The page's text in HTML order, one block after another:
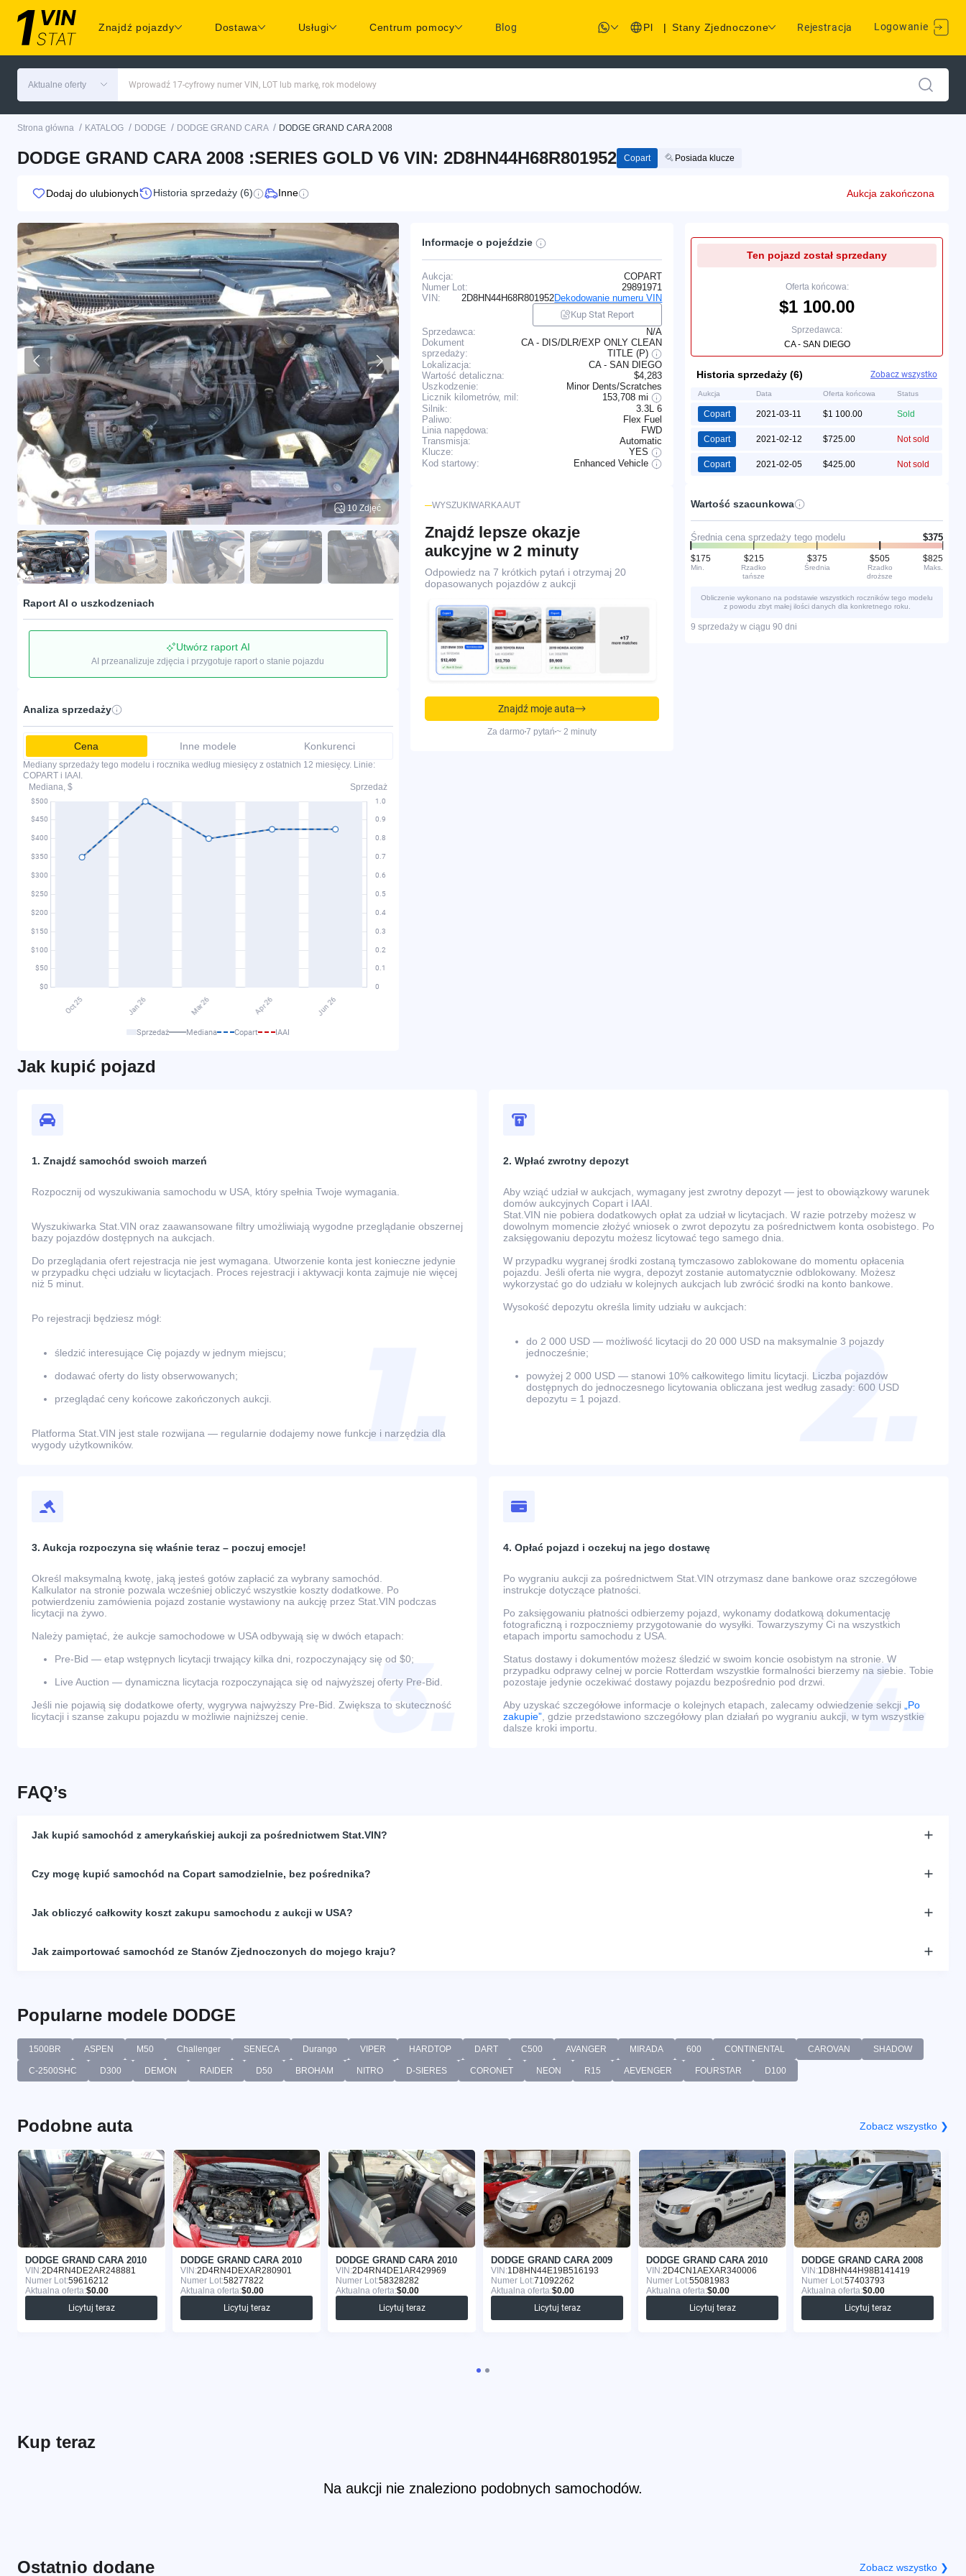
Znajdź pojazdy Dostawa Usługi Centrum pomocy Blog Pl | Stany Zjednoczone Rejestracja Logowanie
Aktualne oferty Wprowadź 17-cyfrowy numer VIN, LOT lub markę, rok modelowy
Strona główna / KATALOG / DODGE / DODGE GRAND CARA / DODGE GRAND CARA 2008
DODGE GRAND CARA 2008 :SERIES GOLD V6 VIN: 2D8HN44H68R801952 Copart Posiada klucze
Dodaj do ulubionych Historia sprzedaży (6) Inne Aukcja zakończona
10 Zdjęć
Raport AI o uszkodzeniach
Utwórz raport AI
AI przeanalizuje zdjęcia i przygotuje raport o stanie pojazdu
Analiza sprzedaży
Cena Inne modele Konkurenci
Mediany sprzedaży tego modelu i rocznika według miesięcy z ostatnich 12 miesięcy. Linie:
COPART i IAAI.
Mediana, $
Sprzedaż
Sprzedaż Mediana Copart IAAI
Informacje o pojeździe
Aukcja:
COPART
Numer Lot:
29891971
VIN:
2D8HN44H68R801952Dekodowanie numeru VIN
Kup Stat Report
Sprzedawca:
N/A
Dokument
sprzedaży:
CA - DIS/DLR/EXP ONLY CLEAN
TITLE (P)
Lokalizacja:
CA - SAN DIEGO
Wartość detaliczna:
$4,283
Uszkodzenie:
Minor Dents/Scratches
Licznik kilometrów, mil:
153,708 mi
Silnik:
3.3L 6
Paliwo:
Flex Fuel
Linia napędowa:
FWD
Transmisja:
Automatic
Klucze:
YES
Kod startowy:
Enhanced Vehicle
WYSZUKIWARKA AUT
Znajdź lepsze okazje
aukcyjne w 2 minuty
Odpowiedz na 7 krótkich pytań i otrzymaj 20
dopasowanych pojazdów z aukcji
Znajdź moje auta
Za darmo 7 pytań ~ 2 minuty
Ten pojazd został sprzedany
Oferta końcowa:
$1 100.00
Sprzedawca:
CA - SAN DIEGO
Historia sprzedaży (6) Zobacz wszystko
Aukcja Data Oferta końcowa Status
Copart 2021-03-11 $1 100.00 Sold
Copart 2021-02-12 $725.00 Not sold
Copart 2021-02-05 $425.00 Not sold
Wartość szacunkowa
Średnia cena sprzedaży tego modelu $375
$175
Min.
$215
Rzadko
tańsze
$375
Średnia
$505
Rzadko
droższe
$825
Maks.
Obliczenie wykonano na podstawie wszystkich roczników tego modelu
z powodu zbyt małej ilości danych dla konkretnego roku.
9 sprzedaży w ciągu 90 dni
Jak kupić pojazd
1. Znajdź samochód swoich marzeń
Rozpocznij od wyszukiwania samochodu w USA, który spełnia Twoje wymagania.
Wyszukiwarka Stat.VIN oraz zaawansowane filtry umożliwiają wygodne przeglądanie obszernej
bazy pojazdów dostępnych na aukcjach.
Do przeglądania ofert rejestracja nie jest wymagana. Utworzenie konta jest konieczne jedynie
w przypadku chęci udziału w licytacjach. Proces rejestracji i aktywacji konta zajmuje nie więcej
niż 5 minut.
Po rejestracji będziesz mógł:
śledzić interesujące Cię pojazdy w jednym miejscu;
dodawać oferty do listy obserwowanych;
przeglądać ceny końcowe zakończonych aukcji.
Platforma Stat.VIN jest stale rozwijana — regularnie dodajemy nowe funkcje i narzędzia dla
wygody użytkowników.
2. Wpłać zwrotny depozyt
Aby wziąć udział w aukcjach, wymagany jest zwrotny depozyt — jest to obowiązkowy warunek
domów aukcyjnych Copart i IAAI.
Stat.VIN nie pobiera dodatkowych opłat za udział w licytacjach. W razie potrzeby możesz w
dowolnym momencie złożyć wniosek o zwrot depozytu za pośrednictwem konta osobistego. Po
zaksięgowaniu depozytu możesz licytować tego samego dnia.
W przypadku wygranej środki zostaną tymczasowo zablokowane do momentu opłacenia
pojazdu. Jeśli oferta nie wygra, depozyt zostanie automatycznie odblokowany. Możesz
wykorzystać go do udziału w kolejnych aukcjach lub zwrócić środki na konto bankowe.
Wysokość depozytu określa limity udziału w aukcjach:
do 2 000 USD — możliwość licytacji do 20 000 USD na maksymalnie 3 pojazdy
jednocześnie;
powyżej 2 000 USD — stanowi 10% całkowitego limitu licytacji. Liczba pojazdów
dostępnych do jednoczesnego licytowania obliczana jest według zasady: 600 USD
depozytu = 1 pojazd.
3. Aukcja rozpoczyna się właśnie teraz – poczuj emocje!
Określ maksymalną kwotę, jaką jesteś gotów zapłacić za wybrany samochód.
Kalkulator na stronie pozwala wcześniej obliczyć wszystkie koszty dodatkowe. Po
potwierdzeniu zamówienia pojazd zostanie wystawiony na aukcję przez Stat.VIN podczas
licytacji na żywo.
Należy pamiętać, że aukcje samochodowe w USA odbywają się w dwóch etapach:
Pre-Bid — etap wstępnych licytacji trwający kilka dni, rozpoczynający się od $0;
Live Auction — dynamiczna licytacja rozpoczynająca się od najwyższej oferty Pre-Bid.
Jeśli nie pojawią się dodatkowe oferty, wygrywa najwyższy Pre-Bid. Zwiększa to skuteczność
licytacji i szanse zakupu pojazdu w możliwie najniższej cenie.
4. Opłać pojazd i oczekuj na jego dostawę
Po wygraniu aukcji za pośrednictwem Stat.VIN otrzymasz dane bankowe oraz szczegółowe
instrukcje dotyczące płatności.
Po zaksięgowaniu płatności odbierzemy pojazd, wykonamy dodatkową dokumentację
fotograficzną i rozpoczniemy przygotowanie do wysyłki. Towarzyszymy Ci na wszystkich
etapach importu samochodu z USA.
Status dostawy i dokumentów możesz śledzić w swoim koncie osobistym na stronie. W
przypadku odprawy celnej w porcie Rotterdam wszystkie formalności bierzemy na siebie. Tobie
pozostaje jedynie oczekiwać dostawy pojazdu bezpośrednio pod drzwi.
Aby uzyskać szczegółowe informacje o kolejnych etapach, zalecamy odwiedzenie sekcji
„Po
zakupie” , gdzie przedstawiono szczegółowy plan działań po wygraniu aukcji, w tym wszystkie
dalsze kroki importu.
FAQ’s
Jak kupić samochód z amerykańskiej aukcji za pośrednictwem Stat.VIN?
Czy mogę kupić samochód na Copart samodzielnie, bez pośrednika?
Jak obliczyć całkowity koszt zakupu samochodu z aukcji w USA?
Jak zaimportować samochód ze Stanów Zjednoczonych do mojego kraju?
Popularne modele DODGE
1500BR ASPEN M50 Challenger SENECA Durango VIPER HARDTOP DART C500 AVANGER MIRADA 600 CONTINENTAL CAROVAN SHADOW
C-2500SHC D300 DEMON RAIDER D50 BROHAM NITRO D-SIERES CORONET NEON R15 AEVENGER FOURSTAR D100
Podobne auta Zobacz wszystko ❯
DODGE GRAND CARA 2010
VIN:2D4RN4DE2AR248881
Numer Lot:59616212
Aktualna oferta:$0.00
Licytuj teraz
DODGE GRAND CARA 2010
VIN:2D4RN4DEXAR280901
Numer Lot:58277822
Aktualna oferta:$0.00
Licytuj teraz
DODGE GRAND CARA 2010
VIN:2D4RN4DE1AR429969
Numer Lot:58328282
Aktualna oferta:$0.00
Licytuj teraz
DODGE GRAND CARA 2009
VIN:1D8HN44E19B516193
Numer Lot:71092262
Aktualna oferta:$0.00
Licytuj teraz
DODGE GRAND CARA 2010
VIN:2D4CN1AEXAR340006
Numer Lot:55081983
Aktualna oferta:$0.00
Licytuj teraz
DODGE GRAND CARA 2008
VIN:1D8HN44H98B141419
Numer Lot:57403793
Aktualna oferta:$0.00
Licytuj teraz
Kup teraz
Na aukcji nie znaleziono podobnych samochodów.
Ostatnio dodane Zobacz wszystko ❯